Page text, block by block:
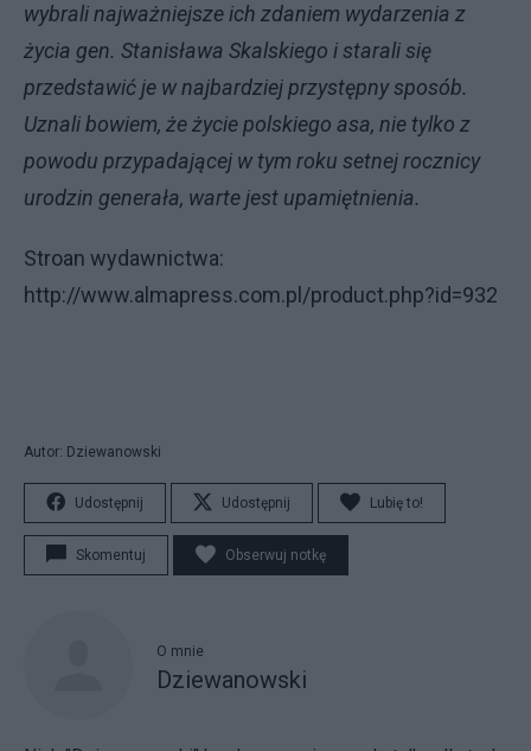
wybrali najważniejsze ich zdaniem wydarzenia z
życia gen. Stanisława Skalskiego i starali się
przedstawić je w najbardziej przystępny sposób.
Uznali bowiem, że życie polskiego asa, nie tylko z
powodu przypadającej w tym roku setnej rocznicy
urodzin generała, warte jest upamiętnienia.
Stroan wydawnictwa:
http://www.almapress.com.pl/product.php?id=932
Autor: Dziewanowski
Udostępnij Udostępnij Lubię to!
Skomentuj Obserwuj notkę
O mnie
Dziewanowski